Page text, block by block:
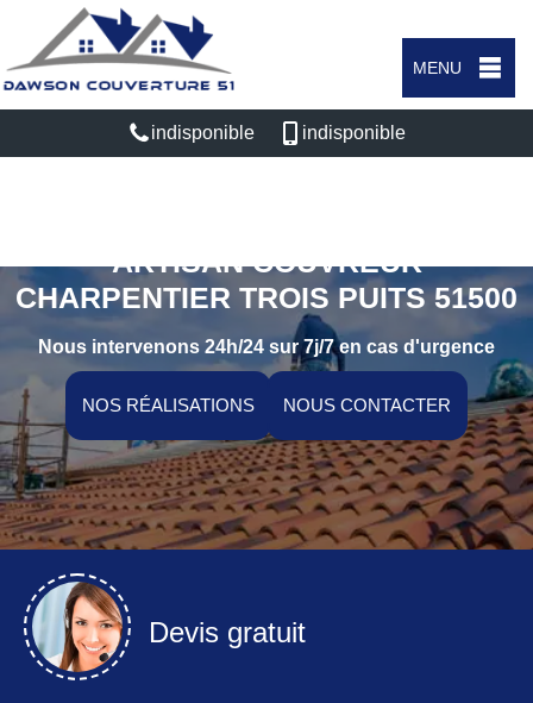
MENU
indisponible indisponible
ARTISAN COUVREUR
CHARPENTIER TROIS PUITS 51500
Nous intervenons 24h/24 sur 7j/7 en cas d'urgence
NOS RÉALISATIONS NOUS CONTACTER
Devis gratuit